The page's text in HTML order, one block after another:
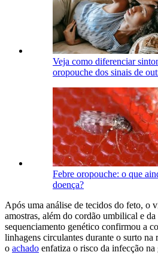
Veja como diferenciar
oropouche dos sinais de
Febre oropouche: o que
doença?
Após uma análise de tecidos do feto, o
amostras, além do cordão umbilical e da
sequenciamento genético confirmou a
linhagens circulantes durante o surto na
o achado enfatiza o risco da infecção na